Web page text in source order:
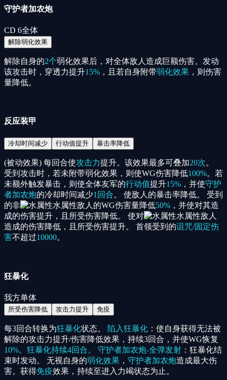
守护者加农炮
CD 6全体
解除弱化效果
解除自身的2个弱化效果后，对全体敌人造成巨额伤害。发动
该攻击时，穿透力提升15% ，且若自身附带弱化效果 ，则伤害
量降低。
反应装甲
冷却时间减少 行动值提升 暴击率降低
(被动效果) 每回合使攻击力提升。该效果最多可叠加20次。
受到攻击时，若未附带弱化效果，则使WG伤害降低100%。若
未额外触发暴击，则使全体友军的行动值提升15% ，并使守护
者加农炮的冷却时间减少1回合。 使敌人的暴击率降低。 受到
的非
水属性敌人的WG伤害量降低50% ，并使对其造
成的伤害提升，且所受伤害降低。 使对
水属性敌人
造成的伤害降低，且所受伤害提升。 首领受到的诅咒/固定伤
害不超过10000。
狂暴化
我方单体
所受伤害降低 攻击力提升 免疫
每3回合转换为狂暴化状态。 陷入狂暴化 ：使自身获得无法被
解除的攻击力提升/伤害降低效果，持续3回合，并使WG恢复
10%。狂暴化持续4回合。 守护者加农炮-全弹发射 ：狂暴化结
束时发动。 无视自身的弱化效果 ， 守护者加农炮造成最大伤
害。获得免疫效果，持续至进入力竭状态为止。